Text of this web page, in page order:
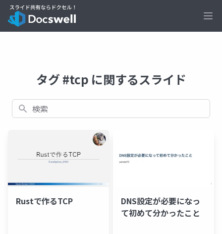
タグ #tcp に関するスライド
検索
Rustで作るTCP
DNS設定が必要になっ
て初めて分かったこと